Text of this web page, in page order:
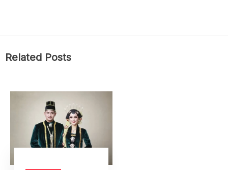
Related Posts